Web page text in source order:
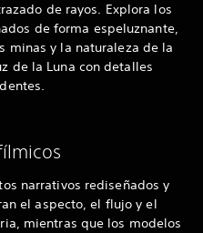
de rayos. Explora los
de forma espeluznante,
minas y la naturaleza de la
de la Luna con detalles
narrativos rediseñados y
el aspecto, el flujo y el
mientras que los modelos